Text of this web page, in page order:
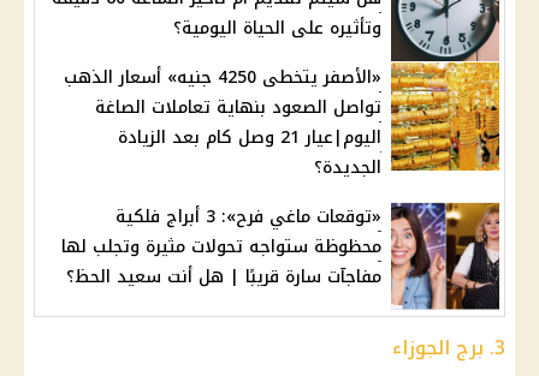
وتأثيره على الحياة اليومية؟
«الأصفر يتخطى 4250 جنيه» أسعار الذهب
تواصل الصعود بنهاية تعاملات الصاغة
اليوم|عيار 21 وصل كام بعد الزيادة
الجديدة؟
«توقعات ماغي فرح»: 3 أبراج فلكية
محظوظة ستواجه تحولات مثيرة وتجلب لها
مفاجآت سارة قريبًا | هل أنت سعيد الحظ؟
3. برج الجوزاء